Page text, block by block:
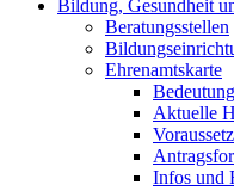
Bildung, Gesundheit
Beratungsstellen
Ehrenamtskarte
Aktuelle
Infos und